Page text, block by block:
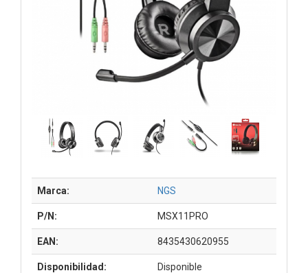
Marca: NGS
P/N: MSX11PRO
EAN: 8435430620955
Disponibilidad: Disponible